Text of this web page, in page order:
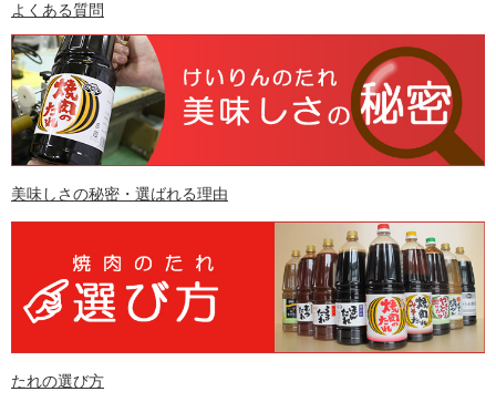
よくある質問
美味しさの秘密・選ばれる理由
たれの選び方